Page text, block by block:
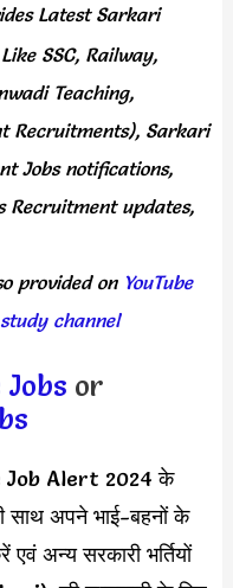
Latest Sarkari
SSC, Railway,
Teaching,
Recruitments), Sarkari
Jobs notifications,
Recruitment updates,
provided onYouTube
channel
or
Job Alert 2024 के
साथ अपने भाई-बहनों के
अन्य सरकारी भर्तियों